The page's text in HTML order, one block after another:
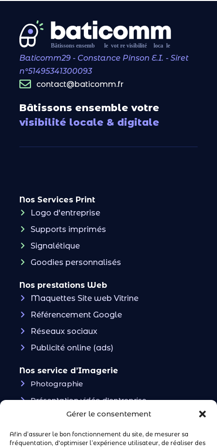
Gérer le consentement
Afin d’assurer le bon fonctionnement du site, de mesurer sa
fréquentation, d'optimiser l’expérience utilisateur, de réaliser des
Baticomm29 - Constance Pinson E.I. - Siret
n°51495341300093
contact@baticomm.fr
Bâtissons ensemble votre
visibilité locale & digitale
Nos Services Print
Logo d'entreprise
Supports imprimés
Signalétique
Goodies personnalisés
Nos prestations Web
Maquettes Site web Vitrine
Référencement Google
Réseaux sociaux
Publicité online (ads)
Nos service d’Imagerie
Photographie
Présentation vidéo d'entreprise
Vidéos UGC & Ads
Restons en contact !